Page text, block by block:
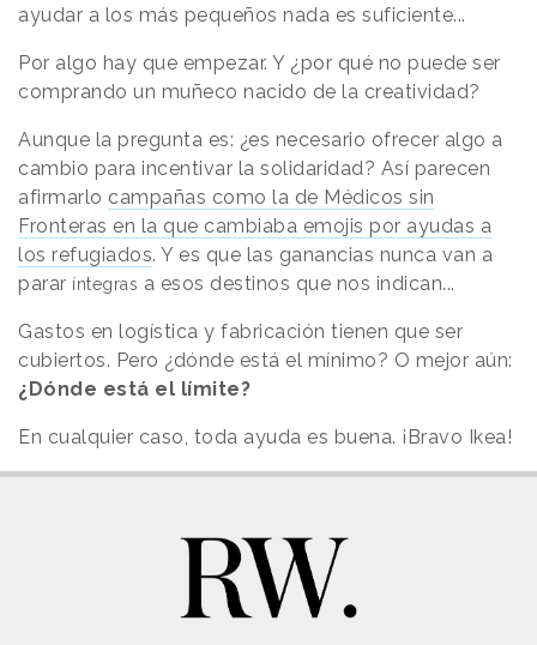
ayudar a los más pequeños nada es suficiente...
Por algo hay que empezar. Y ¿por qué no puede ser
comprando un muñeco nacido de la creatividad?
Aunque la pregunta es: ¿es necesario ofrecer algo a
cambio para incentivar la solidaridad? Así parecen
afirmarlo campañas como la de Médicos sin
Fronteras en la que cambiaba emojis por ayudas a
los refugiados. Y es que las ganancias nunca van a
parar íntegras a esos destinos que nos indican...
Gastos en logística y fabricación tienen que ser
cubiertos. Pero ¿dónde está el mínimo? O mejor aún:
¿Dónde está el límite?
En cualquier caso, toda ayuda es buena. ¡Bravo Ikea!